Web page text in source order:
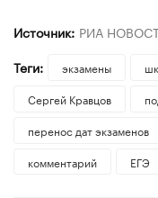
Источник: РИА
Теги:
экзамены
Сергей Кравцов
перенос дат экзаменов
комментарий
ЕГЭ